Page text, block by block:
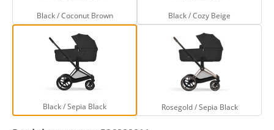
Black / Coconut Brown Black / Cozy Beige
Black / Sepia Black
Black / Sepia Black
Rosegold / Sepia Black
Rosegold / Sepia